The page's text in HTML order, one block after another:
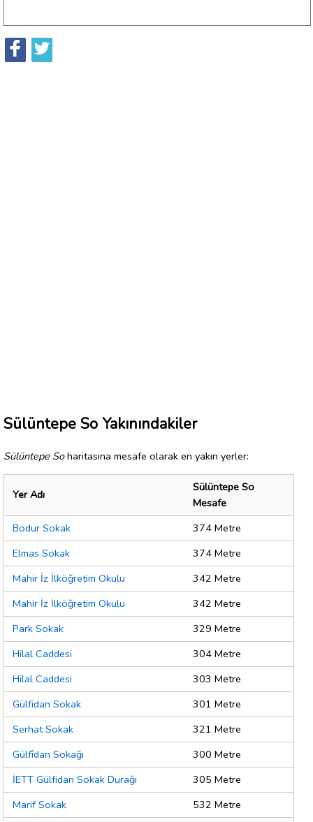
Sülüntepe So Yakınındakiler
Sülüntepe Soharitasına mesafe olarak en yakın yerler:
Yer Adı
Sülüntepe So
Mesafe
Bodur Sokak
374 Metre
Elmas Sokak
374 Metre
Mahir İz İlköğretim Okulu
342 Metre
Mahir İz İlköğretim Okulu
342 Metre
Park Sokak
329 Metre
Hilal Caddesi
304 Metre
Hilal Caddesi
303 Metre
Gülfidan Sokak
301 Metre
Serhat Sokak
321 Metre
Gülfîdan Sokağı
300 Metre
İETT Gülfidan Sokak Durağı
305 Metre
Marif Sokak
532 Metre